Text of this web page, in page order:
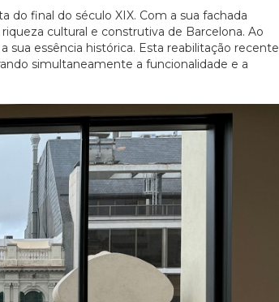
do final do século XIX. Com a sua fachada
cultural e construtiva de Barcelona. Ao
sua essência histórica. Esta reabilitação recente
simultaneamente a funcionalidade e a